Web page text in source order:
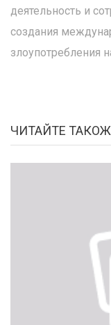
деятельность и
создания
злоупотребления
ЧИТАЙТЕ ТАКОЖ